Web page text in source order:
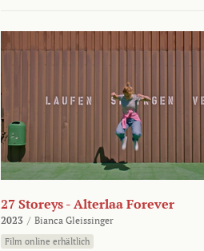
27 Storeys - Alterlaa Forever
2023 / Bianca Gleissinger
Film online erhältlich